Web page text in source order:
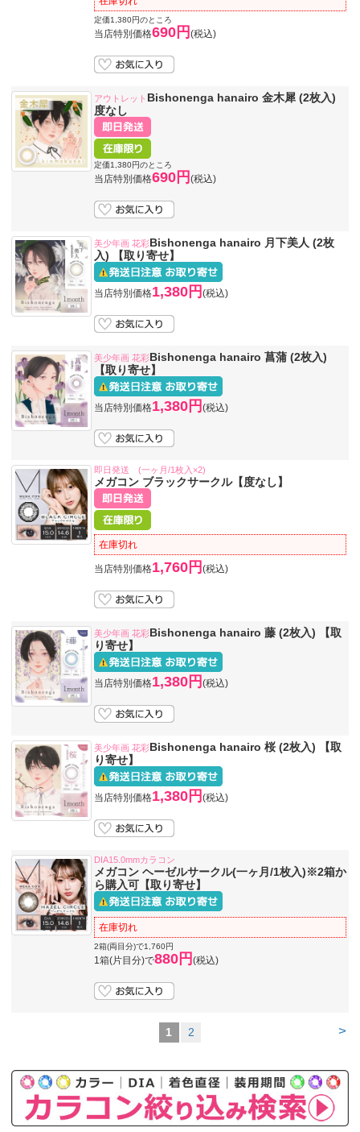
定価1,380円のところ
当店特別価格690円 (税込)
アウトレット Bishonenga hanairo 金木犀 (2枚入)
度なし
定価1,380円のところ
当店特別価格690円 (税込)
美少年画 花彩Bishonenga hanairo 月下美人 (2枚
入) 【取り寄せ】
当店特別価格1,380円 (税込)
美少年画 花彩Bishonenga hanairo 菖蒲 (2枚入)
【取り寄せ】
当店特別価格1,380円 (税込)
即日発送 (一ヶ月/1枚入×2)
メガコン ブラックサークル【度なし】
在庫切れ
当店特別価格1,760円 (税込)
美少年画 花彩Bishonenga hanairo 藤 (2枚入) 【取
り寄せ】
当店特別価格1,380円 (税込)
美少年画 花彩Bishonenga hanairo 桜 (2枚入) 【取
り寄せ】
当店特別価格1,380円 (税込)
DIA15.0mmカラコン
メガコン ヘーゼルサークル(一ヶ月/1枚入)※2箱か
ら購入可【取り寄せ】
在庫切れ
2箱(両目分)で1,760円
1箱(片目分)で880円 (税込)
>
1 2